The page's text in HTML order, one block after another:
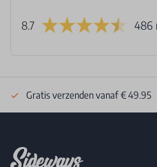
8.7 486
Gratis verzenden vanaf € 49.95